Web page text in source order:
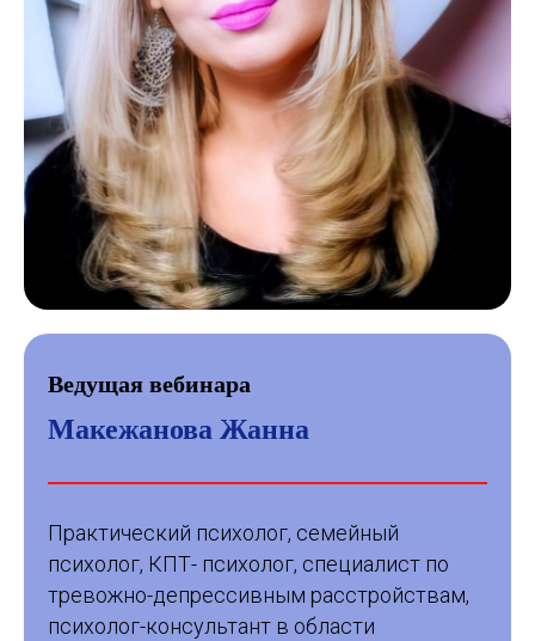
Ведущая вебинара
Макежанова Жанна
Практический психолог, семейный
психолог, КПТ- психолог, специалист по
тревожно-депрессивным расстройствам,
психолог-консультант в области